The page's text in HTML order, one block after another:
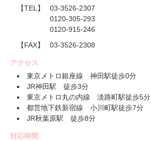
【TEL】
03-3526-2307
0120-305-293
0120-915-246
【FAX】
03-3526-2308
アクセス
東京メトロ銀座線 神田駅徒歩0分
JR神田駅 徒歩3分
東京メトロ丸の内線 淡路町駅徒歩5分
都営地下鉄新宿線 小川町駅徒歩7分
JR秋葉原駅 徒歩8分
対応時間